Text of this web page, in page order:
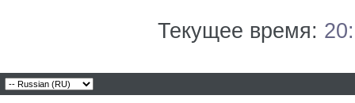
Текущее время: